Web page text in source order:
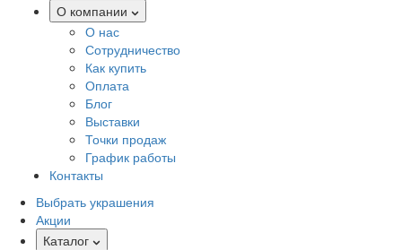
О компании
О нас
Сотрудничество
Как купить
Оплата
Блог
Выставки
Точки продаж
График работы
Контакты
Выбрать украшения
Акции
Каталог